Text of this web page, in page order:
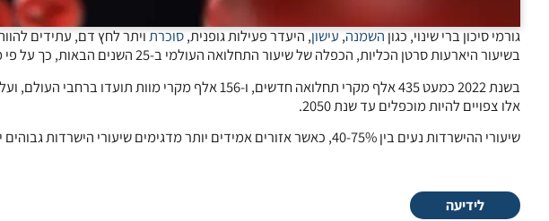
גורמי סיכון ברי שינוי, כגון השמנה, עישון, היעדר פעילות גופנית,סוכרתויתר לחץ דם, עתידים
בשיעור היארעות סרטן הכליות, הכפלה של שיעור התחלואה העולמי ב-25 השנים הבאות, כך על פי מחקר חדש, שפורסם בכתב העת “
בשנת 2022 כמעט 435 אלף מקרי תחלואה חדשים, ו-156 אלף
אלו צפויים להיות מוכפלים עד שנת 2050.
שיעורי ההישרדות נעים בין 40-75%, כאשר אזורים אמידים יותר מדגימים שיעורי הישרדות גבוהים יותר עקב אבחנה מוקדמת וגישה משופרת לטיפול.
לידיעה